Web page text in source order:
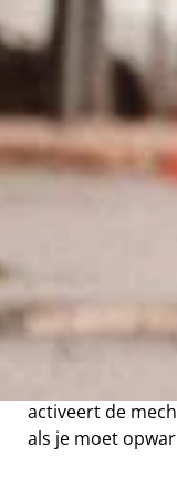
Lichamelijke
wordt deze
dan 1,0 °C.
normale bereik
HOE
in staat is de
dehypothalamus
activeert de
als je moet